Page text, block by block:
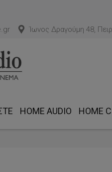
Ίωνος Δραγούμη 48,
HOME AUDIO HOME